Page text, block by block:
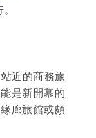
近的商務旅
是新開幕的
廊旅館或頗